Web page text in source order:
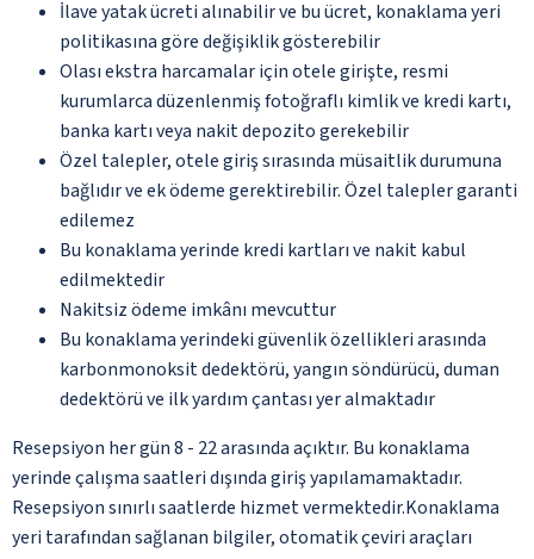
İlave yatak ücreti alınabilir ve bu ücret, konaklama yeri
politikasına göre değişiklik gösterebilir
Olası ekstra harcamalar için otele girişte, resmi
kurumlarca düzenlenmiş fotoğraflı kimlik ve kredi kartı,
banka kartı veya nakit depozito gerekebilir
Özel talepler, otele giriş sırasında müsaitlik durumuna
bağlıdır ve ek ödeme gerektirebilir. Özel talepler garanti
edilemez
Bu konaklama yerinde kredi kartları ve nakit kabul
edilmektedir
Nakitsiz ödeme imkânı mevcuttur
Bu konaklama yerindeki güvenlik özellikleri arasında
karbonmonoksit dedektörü, yangın söndürücü, duman
dedektörü ve ilk yardım çantası yer almaktadır
Resepsiyon her gün 8 - 22 arasında açıktır. Bu konaklama
yerinde çalışma saatleri dışında giriş yapılamamaktadır.
Resepsiyon sınırlı saatlerde hizmet vermektedir.Konaklama
yeri tarafından sağlanan bilgiler, otomatik çeviri araçları